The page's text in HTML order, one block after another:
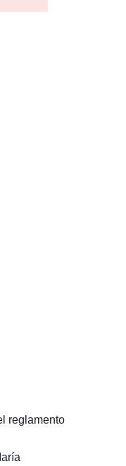
reglamento